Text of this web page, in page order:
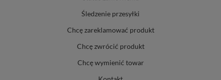
Śledzenie przesyłki
Chcę zareklamować produkt
Chcę zwrócić produkt
Chcę wymienić towar